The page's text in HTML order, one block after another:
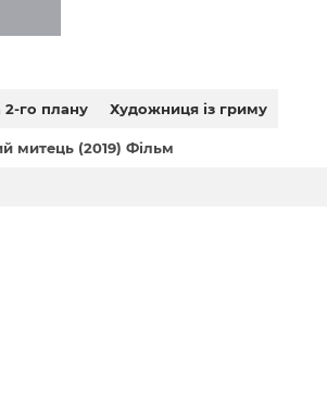
2-го плану Художниця із гриму
митець (2019) Фільм